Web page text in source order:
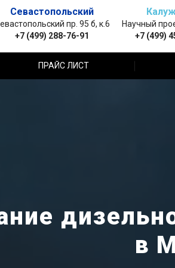
Севастопольский
пр. 95 б, к.6
+7 (499) 288-76-91
Научный
+7 (499)
ПРАЙС ЛИСТ
в